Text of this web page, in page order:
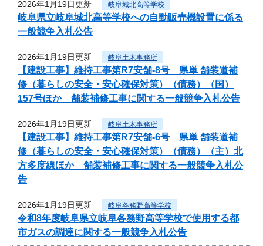
2026年1月19日更新 岐阜城北高等学校
岐阜県立岐阜城北高等学校への自動販売機設置に係る
一般競争入札公告
2026年1月19日更新 岐阜土木事務所
【建設工事】維持工事第R7安舗-8号 県単 舗装道補
修（暮らしの安全・安心確保対策）（債務）（国）
157号ほか 舗装補修工事に関する一般競争入札公告
2026年1月19日更新 岐阜土木事務所
【建設工事】維持工事第R7安舗-6号 県単 舗装道補
修（暮らしの安全・安心確保対策）（債務）（主）北
方多度線ほか 舗装補修工事に関する一般競争入札公
告
2026年1月19日更新 岐阜各務野高等学校
令和8年度岐阜県立岐阜各務野高等学校で使用する都
市ガスの調達に関する一般競争入札公告